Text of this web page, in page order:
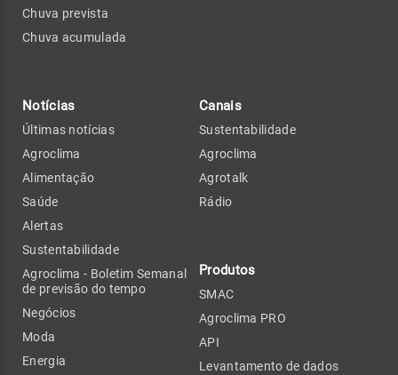
Chuva prevista
Chuva acumulada
Notícias
Últimas notícias
Agroclima
Alimentação
Saúde
Alertas
Sustentabilidade
Agroclima - Boletim Semanal
de previsão do tempo
Negócios
Moda
Energia
Canais
Sustentabilidade
Agroclima
Agrotalk
Rádio
Produtos
SMAC
Agroclima PRO
API
Levantamento de dados